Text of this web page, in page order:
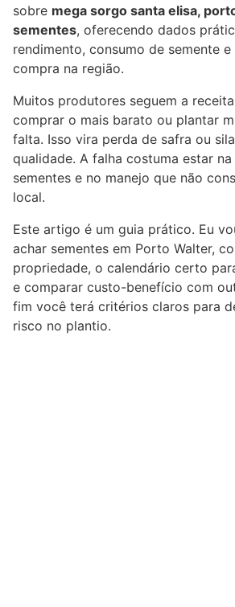
sobre mega sorgo santa elisa,
sementes, oferecendo dados
rendimento, consumo de semente
compra na região.
Muitos produtores seguem a
comprar o mais barato ou plantar
falta. Isso vira perda de safra ou
qualidade. A falha costuma estar
sementes e no manejo que não
local.
Este artigo é um guia prático. Eu
achar sementes em Porto Walter,
propriedade, o calendário certo
e comparar custo-benefício com
fim você terá critérios claros para
risco no plantio.